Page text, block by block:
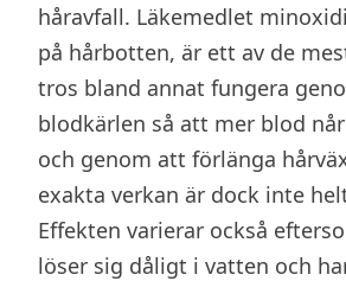
håravfall. Läkemedlet
på hårbotten, är ett av de
tros bland annat fungera
blodkärlen så att mer blod
och genom att förlänga
exakta verkan är dock inte
Effekten varierar också
löser sig dåligt i vatten och